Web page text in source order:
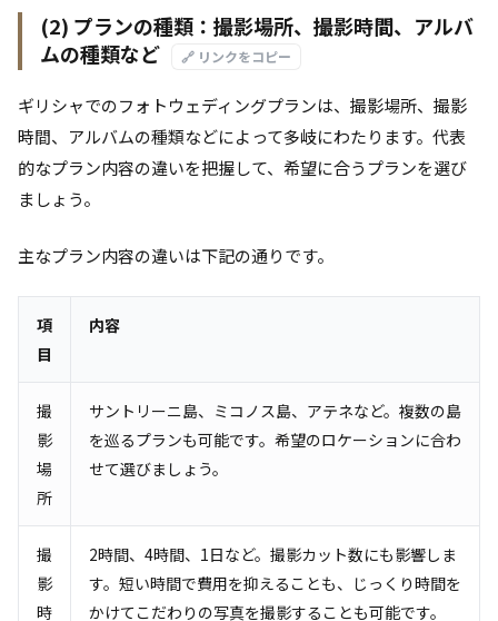
(2) プランの種類：撮影場所、撮影時間、アルバ
ムの種類など
🔗 リンクをコピー
ギリシャでのフォトウェディングプランは、撮影場所、撮影
時間、アルバムの種類などによって多岐にわたります。代表
的なプラン内容の違いを把握して、希望に合うプランを選び
ましょう。
主なプラン内容の違いは下記の通りです。
項
目
内容
撮
影
場
所
サントリーニ島、ミコノス島、アテネなど。複数の島
を巡るプランも可能です。希望のロケーションに合わ
せて選びましょう。
撮
影
時
2時間、4時間、1日など。撮影カット数にも影響しま
す。短い時間で費用を抑えることも、じっくり時間を
かけてこだわりの写真を撮影することも可能です。